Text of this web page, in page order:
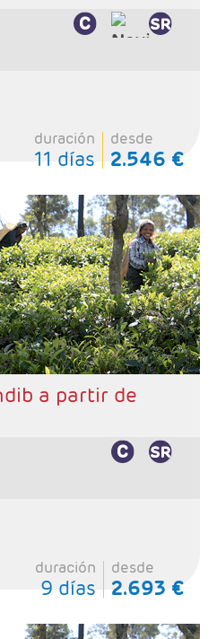
duración
11 días
desde
2.546 €
1 noche en
Ella, 1 noche en Kandy, 2
en Colombo,
Superior.
(7 Desayunos, 6 comidas
VIAJAR A SRI LANKA
a partir de
duración
9 días
desde
2.693 €